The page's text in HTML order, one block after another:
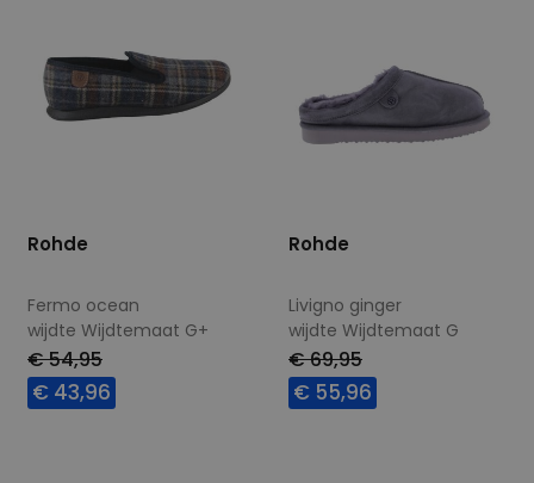
Rohde
Fermo ocean
wijdte Wijdtemaat G+
€ 54,95
€ 43,96
Rohde
Livigno ginger
wijdte Wijdtemaat G
€ 69,95
€ 55,96